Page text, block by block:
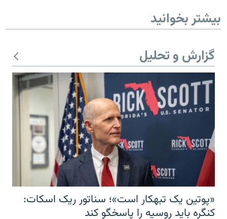
بیشتر بخوانید
گزارش و تحلیل
«پوتین یک تبهکار است»؛ سناتور ریک اسکات:
کنگره باید روسیه را پاسخگو کند